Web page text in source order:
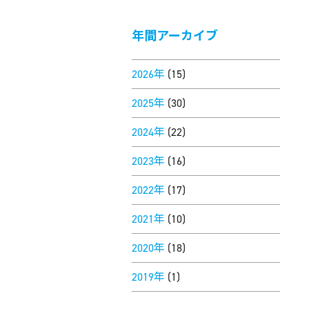
年間アーカイブ
2026年 (15)
2025年 (30)
2024年 (22)
2023年 (16)
2022年 (17)
2021年 (10)
2020年 (18)
2019年 (1)